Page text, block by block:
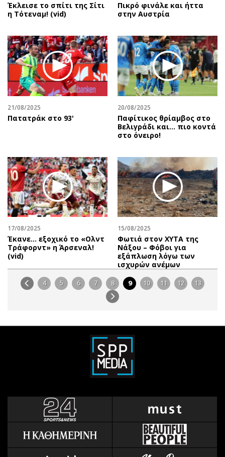
Έκλεισε το σπίτι της Σίτι
η Τότεναμ! (vid)
Πικρό φινάλε και ήττα
στην Αυστρία
21/08/2025
Πατατράκ στο 93'
20/08/2025
Παφίτικος θρίαμβος στο
Βελιγράδι και... πιο κοντά
στο όνειρο!
17/08/2025
Έκανε… εξοχικό το «Ολντ
Τράφορντ» η Άρσεναλ!
(vid)
15/08/2025
Φωτιά στον ΧΥΤΑ της
Νάξου – Φόβοι για
εξάπλωση λόγω των
ισχυρών ανέμων
4 5 6 7 8 9 10 11 12 13